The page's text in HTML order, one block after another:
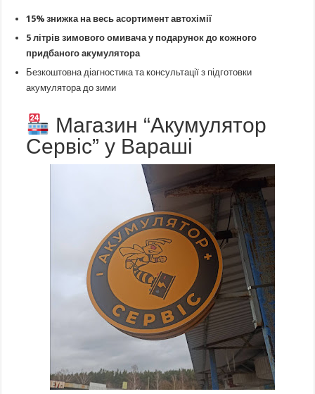
15% знижка на весь асортимент автохімії
5 літрів зимового омивача у подарунок до кожного
придбаного акумулятора
Безкоштовна діагностика та консультації з підготовки
акумулятора до зими
Магазин “Акумулятор
Сервіс” у Вараші